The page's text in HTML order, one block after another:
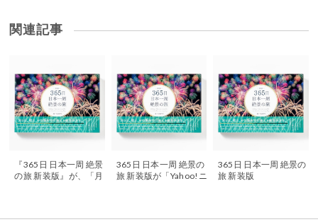
関連記事
『365日 日本一周 絶景
の旅 新装版』が、「月
365日 日本一周 絶景の
旅 新装版が「Yahoo!ニ
365日 日本一周 絶景の
旅 新装版